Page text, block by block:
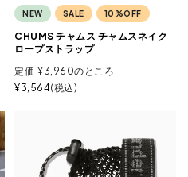
NEW SALE 10%OFF
CHUMS チャムス チャムスネイク
ロープストラップ
定価 ¥3,960のところ
¥3,564 税込